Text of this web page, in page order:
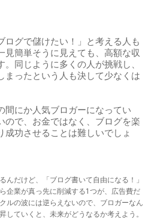
ログで儲けたい！」と考える人も
見簡単そうに見えても、高額な収
同じように多くの人が挑戦し、
まったという人も決して少なくは
間にか人気ブロガーになってい
ので、お金ではなく、ブログを楽
成功させることは難しいでしょ
んだけど、「ブログ書いて自由になる！」
企業が真っ先に削減する1つが、広告費だ
ルの波には逆らえないので、ブロガーなん
していくと、未来がどうなるか考えよう。